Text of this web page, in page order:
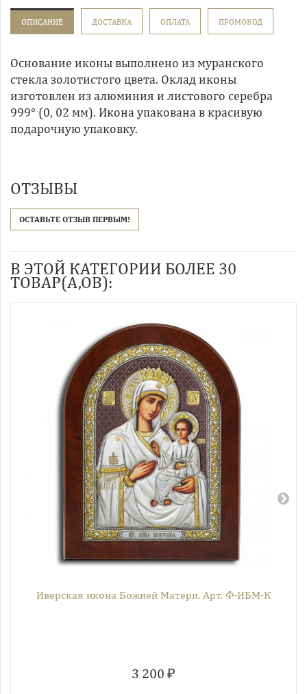
ОПИСАНИЕ ДОСТАВКА ОПЛАТА ПРОМОКОД
Основание иконы выполнено из муранского
стекла золотистого цвета. Оклад иконы
изготовлен из алюминия и листового серебра
999° (0, 02 мм). Икона упакована в красивую
подарочную упаковку.
ОТЗЫВЫ
ОСТАВЬТЕ ОТЗЫВ ПЕРВЫМ!
В ЭТОЙ КАТЕГОРИИ БОЛЕЕ 30
ТОВАР(А,ОВ):
Иверская икона Божией Матери. Арт. Ф-ИБМ-К
3 200 ₽